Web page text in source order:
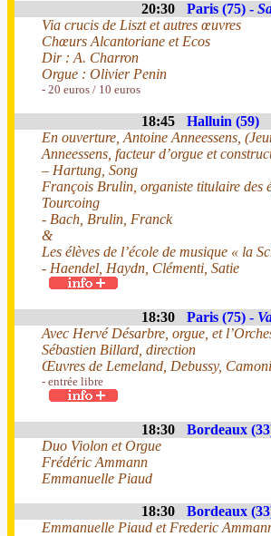
20:30 Paris (75) -
Via crucis de Liszt et autres œuvres
Chœurs Alcantoriane et Ecos
Dir : A. Charron
Orgue : Olivier Penin
- 20 euros / 10 euros
18:45
Halluin (59)
En ouverture, Antoine Anneessens,
Anneessens, facteur d’orgue et
– Hartung, Song
François Brulin, organiste titulaire des
Tourcoing
- Bach, Brulin, Franck
&
Les élèves de l’école de musique « la
- Haendel, Haydn, Clémenti, Satie
18:30 Paris (75) -
Avec Hervé Désarbre, orgue, et
Sébastien Billard, direction
Œuvres de Lemeland, Debussy,
- entrée libre
18:30 Bordeaux
Duo Violon et Orgue
Frédéric Ammann
Emmanuelle Piaud
18:30 Bordeaux
Emmanuelle Piaud et Frederic